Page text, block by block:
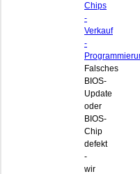
Chips
-
Verkauf
-
Falsches
BIOS-
Update
oder
BIOS-
Chip
defekt
-
wir